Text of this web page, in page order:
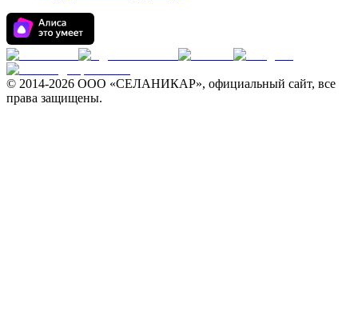
© 2014-2026 ООО «СЕЛАНИКАР», официальный сайт, все
права защищены.